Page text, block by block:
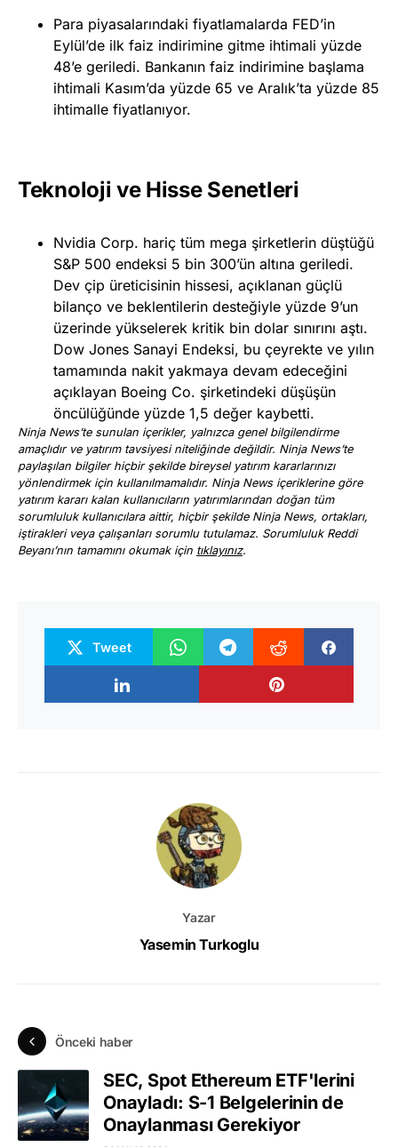
Para piyasalarındaki fiyatlamalarda FED’in
Eylül’de ilk faiz indirimine gitme ihtimali yüzde
48’e geriledi. Bankanın faiz indirimine başlama
ihtimali Kasım’da yüzde 65 ve Aralık’ta yüzde 85
ihtimalle fiyatlanıyor.
Teknoloji ve Hisse Senetleri
Nvidia Corp. hariç tüm mega şirketlerin düştüğü
S&P 500 endeksi 5 bin 300’ün altına geriledi.
Dev çip üreticisinin hissesi, açıklanan güçlü
bilanço ve beklentilerin desteğiyle yüzde 9’un
üzerinde yükselerek kritik bin dolar sınırını aştı.
Dow Jones Sanayi Endeksi, bu çeyrekte ve yılın
tamamında nakit yakmaya devam edeceğini
açıklayan Boeing Co. şirketindeki düşüşün
öncülüğünde yüzde 1,5 değer kaybetti.
Ninja News’te sunulan içerikler, yalnızca genel bilgilendirme
amaçlıdır ve yatırım tavsiyesi niteliğinde değildir. Ninja News’te
paylaşılan bilgiler hiçbir şekilde bireysel yatırım kararlarınızı
yönlendirmek için kullanılmamalıdır. Ninja News içeriklerine göre
yatırım kararı kalan kullanıcıların yatırımlarından doğan tüm
sorumluluk kullanıcılara aittir, hiçbir şekilde Ninja News, ortakları,
iştirakleri veya çalışanları sorumlu tutulamaz. Sorumluluk Reddi
Beyanı’nın tamamını okumak için tıklayınız.
Tweet
Yazar
Yasemin Turkoglu
Önceki haber
SEC, Spot Ethereum ETF'lerini
Onayladı: S-1 Belgelerinin de
Onaylanması Gerekiyor